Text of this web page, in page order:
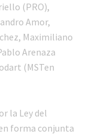
(PRO),
Amor,
Maximiliano
Arenaza
(MSTen
la Ley del
forma conjunta